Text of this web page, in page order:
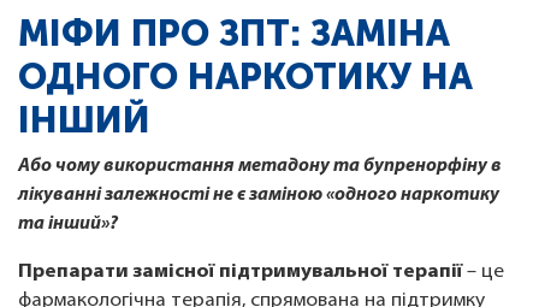
МІФИ ПРО ЗПТ: ЗАМІНА
ОДНОГО НАРКОТИКУ НА
ІНШИЙ
Або чому використання метадону та бупренорфіну в
лікуванні залежності не є заміною «одного наркотику
та інший»?
Препарати замісної підтримувальної терапії– це
фармакологічна терапія, спрямована на підтримку